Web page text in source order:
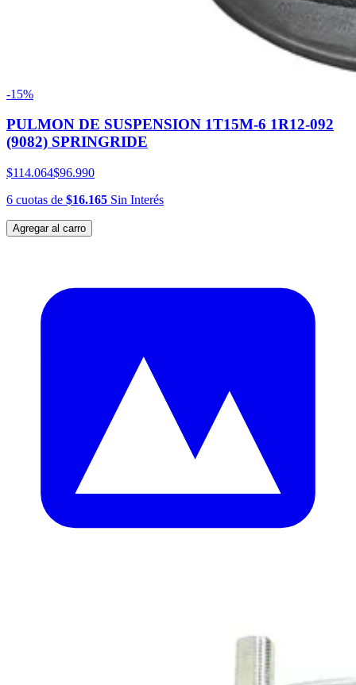
-15%
PULMON DE SUSPENSION 1T15M-6 1R12-092
(9082) SPRINGRIDE
$114.064$96.990
6 cuotas de $16.165 Sin Interés
Agregar al carro